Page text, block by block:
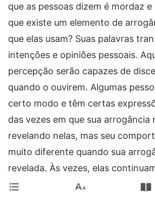
que as pessoas dizem é mordaz
que existe um elemento de
que elas usam? Suas palavras
intenções e opiniões pessoais.
percepção serão capazes de
quando o ouvirem. Algumas
certo modo e têm certas
das vezes em que sua arrogância
revelando nelas, mas seu
muito diferente quando sua
revelada. Às vezes, elas
parar sobre suas ideias altivas, às